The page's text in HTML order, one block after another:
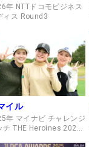
年 NTTドコモビジネス
ィス Round3
イル
年 マイナビ チャレンジ
チ THE Heroines 2025